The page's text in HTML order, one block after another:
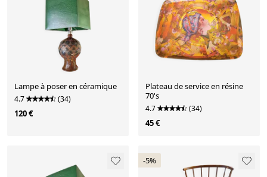
Lampe à poser en céramique
4.7 (34)
120 €
Plateau de service en résine
70's
4.7 (34)
45 €
-5%